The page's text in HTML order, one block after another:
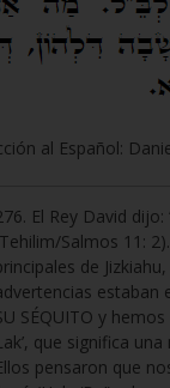
al Español:
El Rey David
Salmos 11:
de
estaban
SÉQUITO y
que significa
pensaron que